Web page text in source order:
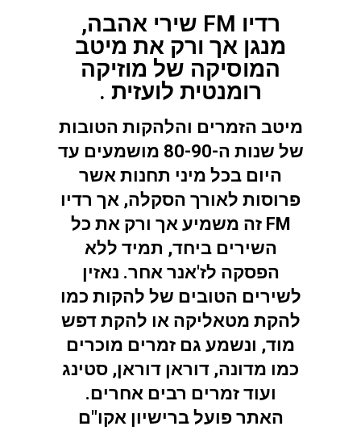
רדיו FM שירי אהבה,
מנגן אך ורק את מיטב
המוסיקה של מוזיקה
רומנטית לועזית .
מיטב הזמרים והלהקות הטובות
של שנות ה-80-90 מושמעים עד
היום בכל מיני תחנות אשר
פרוסות לאורך הסקלה, אך רדיו
FM זה משמיע אך ורק את כל
השירים ביחד, תמיד ללא
הפסקה לז'אנר אחר. נאזין
לשירים הטובים של להקות כמו
להקת מטאליקה או להקת דפש
מוד, ונשמע גם זמרים מוכרים
כמו מדונה, דוראן דוראן, סטינג
ועוד זמרים רבים אחרים.
האתר פועל ברישיון אקו"ם